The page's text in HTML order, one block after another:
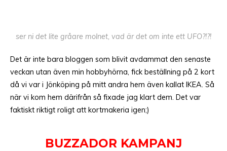
ser ni det lite gråare molnet, vad är det om inte ett UFO?!?!
Det är inte bara bloggen som blivit avdammat den senaste
veckan utan även min hobbyhörna, fick beställning på 2 kort
då vi var i Jönköping på mitt andra hem även kallat IKEA. Så
när vi kom hem därifrån så fixade jag klart dem. Det var
faktiskt riktigt roligt att kortmakeria igen;)
BUZZADOR KAMPANJ